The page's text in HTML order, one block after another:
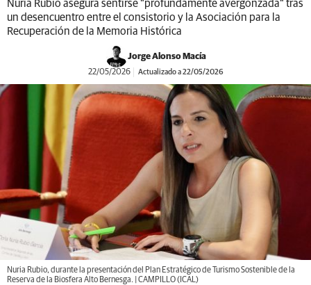
Nuria Rubio asegura sentirse "profundamente avergonzada" tras
un desencuentro entre el consistorio y la Asociación para la
Recuperación de la Memoria Histórica
Jorge Alonso Macía
22/05/2026 Actualizado a 22/05/2026
Nuria Rubio, durante la presentación del Plan Estratégico de Turismo Sostenible de la
Reserva de la Biosfera Alto Bernesga. | CAMPILLO (ICAL)